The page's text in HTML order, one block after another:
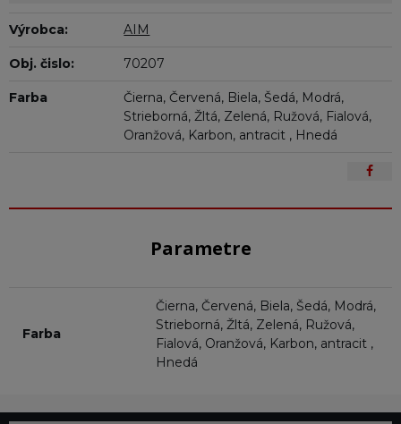
Výrobca: AIM
Obj. čislo: 70207
Farba
Čierna, Červená, Biela, Šedá, Modrá,
Strieborná, Žltá, Zelená, Ružová, Fialová,
Oranžová, Karbon, antracit , Hnedá
Parametre
Farba
Čierna, Červená, Biela, Šedá, Modrá,
Strieborná, Žltá, Zelená, Ružová,
Fialová, Oranžová, Karbon, antracit ,
Hnedá